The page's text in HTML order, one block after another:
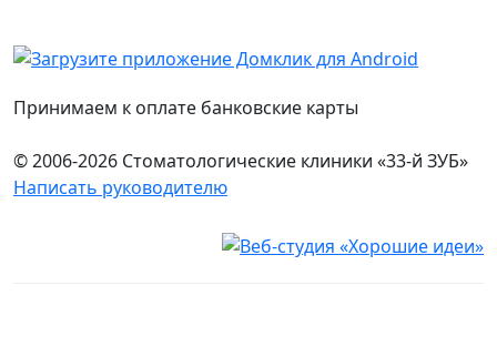
Принимаем к оплате банковские карты
© 2006-2026 Стоматологические клиники «33-й ЗУБ»
Написать руководителю